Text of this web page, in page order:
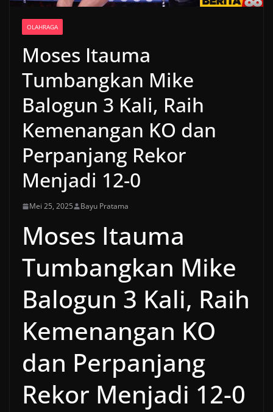
OLAHRAGA
Moses Itauma
Tumbangkan Mike
Balogun 3 Kali, Raih
Kemenangan KO dan
Perpanjang Rekor
Menjadi 12-0
Mei 25, 2025 Bayu Pratama
Moses Itauma
Tumbangkan Mike
Balogun 3 Kali, Raih
Kemenangan KO
dan Perpanjang
Rekor Menjadi 12-0